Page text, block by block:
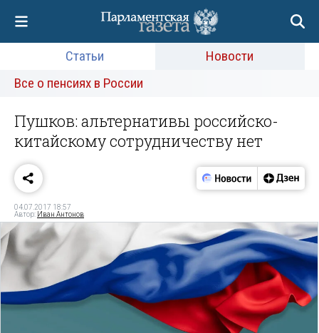
Статьи
Новости
Все о пенсиях в России
Пушков: альтернативы российско-
китайскому сотрудничеству нет
04.07.2017 18:57
Автор: Иван Антонов